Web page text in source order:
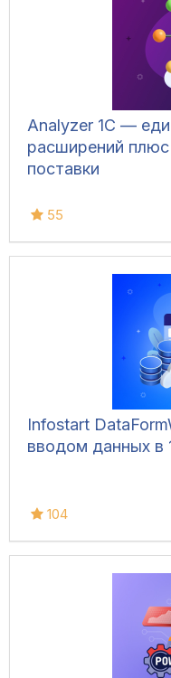
Analyzer 1C —
расширений
поставки
55
Infostart
вводом данных в
104